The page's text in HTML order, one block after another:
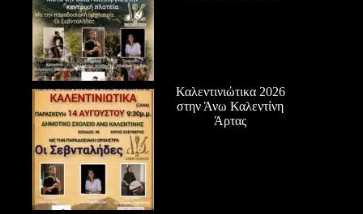
Καλεντινιώτικα 2026
στην Άνω Καλεντίνη
Άρτας